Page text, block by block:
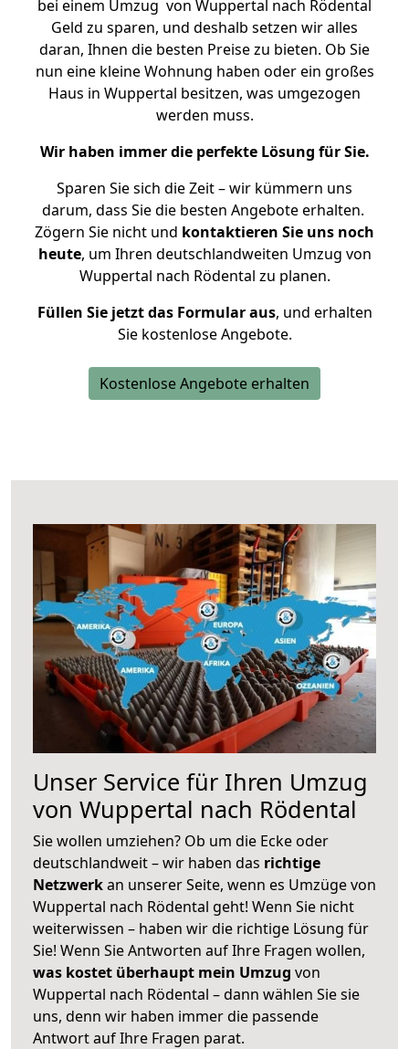
bei einem Umzug von Wuppertal nach Rödental
Geld zu sparen, und deshalb setzen wir alles
daran, Ihnen die besten Preise zu bieten. Ob Sie
nun eine kleine Wohnung haben oder ein großes
Haus in Wuppertal besitzen, was umgezogen
werden muss.
Wir haben immer die perfekte Lösung für Sie.
Sparen Sie sich die Zeit – wir kümmern uns
darum, dass Sie die besten Angebote erhalten.
Zögern Sie nicht und kontaktieren Sie uns noch
heute, um Ihren deutschlandweiten Umzug von
Wuppertal nach Rödental zu planen.
Füllen Sie jetzt das Formular aus, und erhalten
Sie kostenlose Angebote.
Kostenlose Angebote erhalten
Unser Service für Ihren Umzug
von Wuppertal nach Rödental
Sie wollen umziehen? Ob um die Ecke oder
deutschlandweit – wir haben das richtige
Netzwerkan unserer Seite, wenn es Umzüge von
Wuppertal nach Rödental geht! Wenn Sie nicht
weiterwissen – haben wir die richtige Lösung für
Sie! Wenn Sie Antworten auf Ihre Fragen wollen,
was kostet überhaupt mein Umzug von
Wuppertal nach Rödental – dann wählen Sie sie
uns, denn wir haben immer die passende
Antwort auf Ihre Fragen parat.